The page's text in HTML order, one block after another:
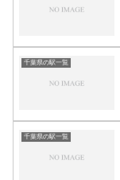
千葉県の駅一覧
千葉県の駅一覧